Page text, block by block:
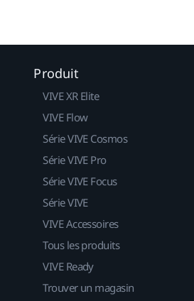
Produit
VIVE XR Elite
VIVE Flow
Série VIVE Cosmos
Série VIVE Pro
Série VIVE Focus
Série VIVE
VIVE Accessoires
Tous les produits
VIVE Ready
Trouver un magasin